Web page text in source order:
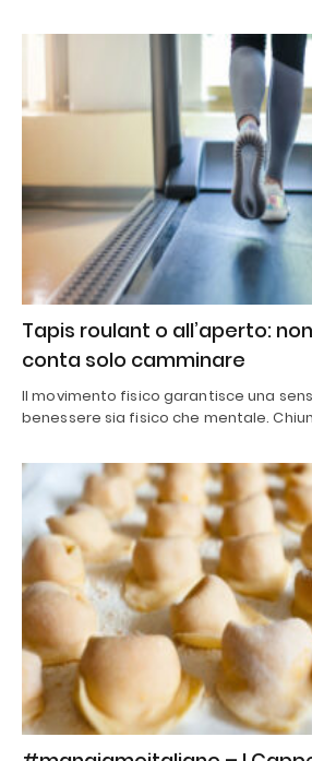
Tapis roulant o all’aperto:
conta solo camminare
Il movimento fisico garantisce una
benessere sia fisico che mentale.